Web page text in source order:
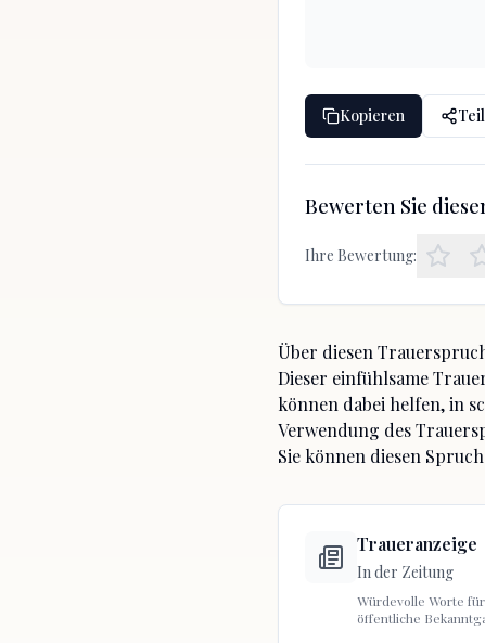
Kopieren
Bewerten Sie
Ihre Bewertung:
Über diesen
Dieser einfühlsame
können dabei helfen, in
Verwendung des
Sie können diesen
Traueranzeige
In der Zeitung
Würdevolle Worte
öffentliche